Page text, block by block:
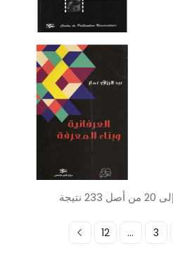
3
...
12